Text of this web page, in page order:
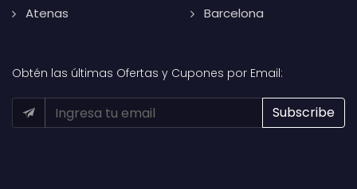
Atenas
Barcelona
Obtén las últimas Ofertas y Cupones por Email: